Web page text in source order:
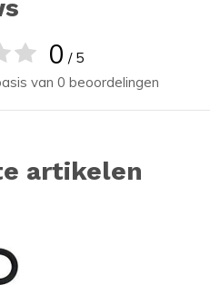
0 / 5
van 0 beoordelingen
artikelen